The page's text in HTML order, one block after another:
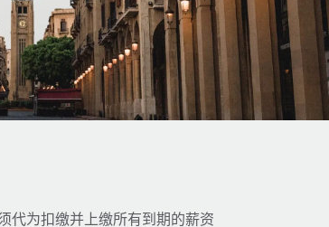
代为扣缴并上缴所有到期的薪资